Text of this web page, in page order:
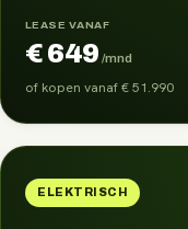
LEASE VANAF
€ 649 /mnd
of kopen vanaf€ 51.990
ELEKTRISCH